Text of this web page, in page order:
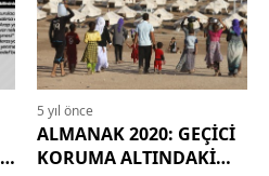
5 yıl önce
ALMANAK 2020: GEÇİCİ
KORUMA ALTINDAKİ